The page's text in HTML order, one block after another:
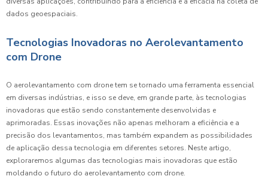
dados geoespaciais.
Tecnologias Inovadoras no Aerolevantamento
com Drone
O aerolevantamento com drone tem se tornado uma ferramenta essencial
em diversas indústrias, e isso se deve, em grande parte, às tecnologias
inovadoras que estão sendo constantemente desenvolvidas e
aprimoradas. Essas inovações não apenas melhoram a eficiência e a
precisão dos levantamentos, mas também expandem as possibilidades
de aplicação dessa tecnologia em diferentes setores. Neste artigo,
exploraremos algumas das tecnologias mais inovadoras que estão
moldando o futuro do aerolevantamento com drone.